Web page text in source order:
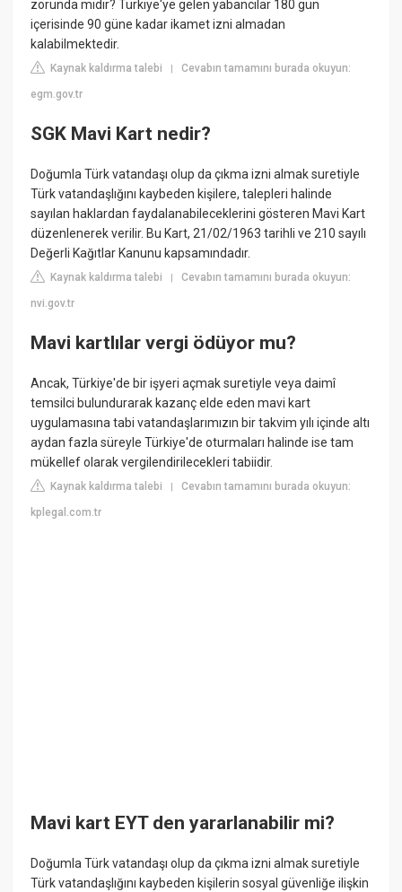
zorunda mıdır? Türkiye'ye gelen yabancılar 180 gün
içerisinde 90 güne kadar ikamet izni almadan
kalabilmektedir.
Kaynak kaldırma talebi |Cevabın tamamını burada okuyun:
egm.gov.tr
SGK Mavi Kart nedir?
Doğumla Türk vatandaşı olup da çıkma izni almak suretiyle
Türk vatandaşlığını kaybeden kişilere, talepleri halinde
sayılan haklardan faydalanabileceklerini gösteren Mavi Kart
düzenlenerek verilir. Bu Kart, 21/02/1963 tarihli ve 210 sayılı
Değerli Kağıtlar Kanunu kapsamındadır.
Kaynak kaldırma talebi |Cevabın tamamını burada okuyun:
nvi.gov.tr
Mavi kartlılar vergi ödüyor mu?
Ancak, Türkiye'de bir işyeri açmak suretiyle veya daimî
temsilci bulundurarak kazanç elde eden mavi kart
uygulamasına tabi vatandaşlarımızın bir takvim yılı içinde altı
aydan fazla süreyle Türkiye'de oturmaları halinde ise tam
mükellef olarak vergilendirilecekleri tabiidir.
Kaynak kaldırma talebi |Cevabın tamamını burada okuyun:
kplegal.com.tr
Mavi kart EYT den yararlanabilir mi?
Doğumla Türk vatandaşı olup da çıkma izni almak suretiyle
Türk vatandaşlığını kaybeden kişilerin sosyal güvenliğe ilişkin